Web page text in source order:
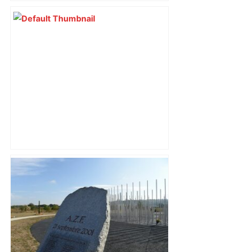
économique, un axe majeur va être
fermé en fin de soirée, voici les
déviations – Actu.fr